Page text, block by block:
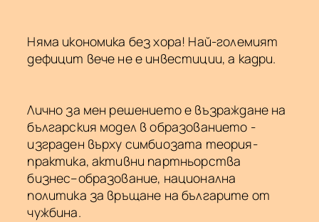
Няма икономика без хора! Най-големият
дефицит вече не е инвестиции, а кадри.
Лично за мен решението е възраждане на
българския модел в образованието -
изграден върху симбиозата теория-
практика, активни партньорства
бизнес–образование, национална
политика за връщане на българите от
чужбина.